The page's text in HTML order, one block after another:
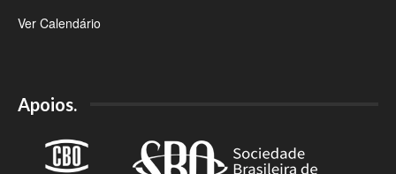
Ver Calendário
Apoios.